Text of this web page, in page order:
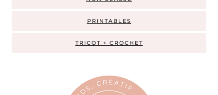
PRINTABLES
TRICOT + CROCHET